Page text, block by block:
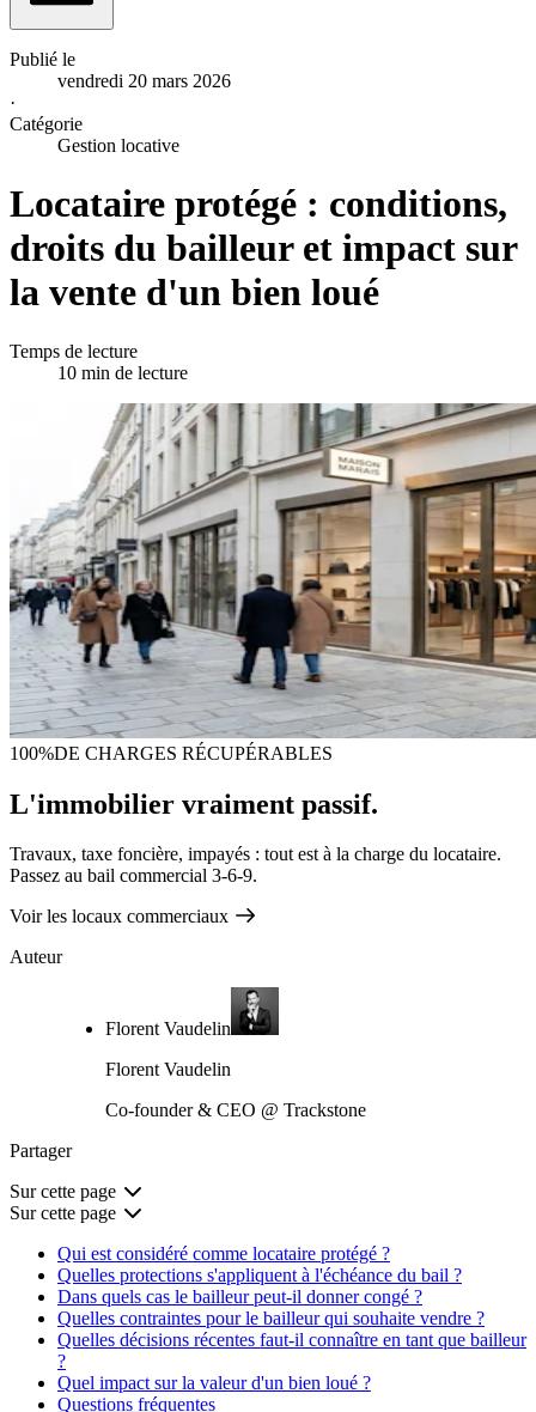
Publié le
vendredi 20 mars 2026
·
Catégorie
Gestion locative
Locataire protégé : conditions,
droits du bailleur et impact sur
la vente d'un bien loué
Temps de lecture
10 min de lecture
100%DE CHARGES RÉCUPÉRABLES
L'immobilier vraiment passif.
Travaux, taxe foncière, impayés : tout est à la charge du locataire.
Passez au bail commercial 3-6-9.
Voir les locaux commerciaux
Auteur
Florent Vaudelin
Florent Vaudelin
Co-founder & CEO @ Trackstone
Partager
Sur cette page
Sur cette page
Qui est considéré comme locataire protégé ?
Quelles protections s'appliquent à l'échéance du bail ?
Dans quels cas le bailleur peut-il donner congé ?
Quelles contraintes pour le bailleur qui souhaite vendre ?
Quelles décisions récentes faut-il connaître en tant que bailleur
?
Quel impact sur la valeur d'un bien loué ?
Questions fréquentes